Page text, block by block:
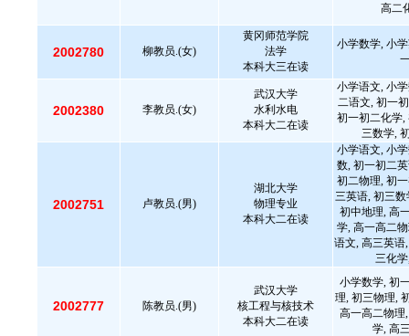
高二
2002780 柳教员.(女)
黄冈师范学院
法学
本科大三在读
小学数学, 小
2002380 李教员.(女)
武汉大学
水利水电
本科大二在读
小学语文, 小
二语文, 初一
初一初二化学,
三数学,
2002751 卢教员.(男)
湖北大学
物理专业
本科大二在读
小学语文, 小
数, 初一初二
初二物理, 初
三英语, 初三
初中地理, 高
学, 高一高二
语文, 高三英语
三化
2002777 陈教员.(男)
武汉大学
核工程与核技术
本科大二在读
小学数学, 初
理, 初三物理,
高一高二物理
学, 高